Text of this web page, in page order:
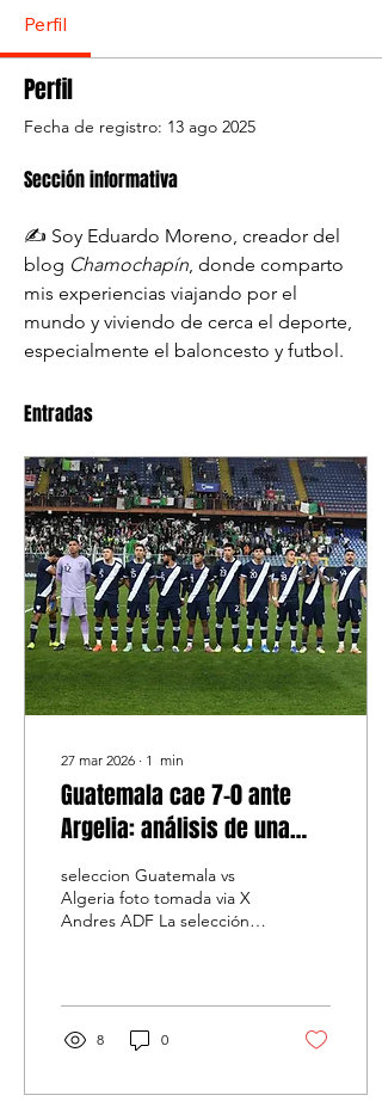
Perfil
Perfil
Fecha de registro: 13 ago 2025
Sección informativa
✍️ Soy Eduardo Moreno, creador del
blog Chamochapín, donde comparto
mis experiencias viajando por el
mundo y viviendo de cerca el deporte,
especialmente el baloncesto y futbol.
Entradas
27 mar 2026 ∙ 1 min
Guatemala cae 7-0 ante
Argelia: análisis de una
dura derrota internacional
seleccion Guatemala vs
Algeria foto tomada via X
Andres ADF La selección
un partido donde el
equipo africano fue
ampliamente superior de
primeros minutos, Argelia
8 0